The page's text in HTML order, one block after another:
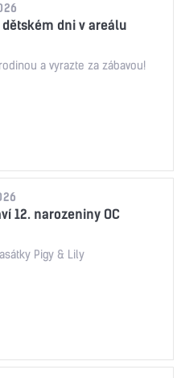
dětském dni v areálu
a vyrazte za zábavou!
12. narozeniny OC
Pigy & Lily